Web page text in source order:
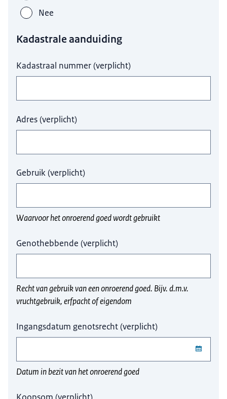
Nee
Kadastrale aanduiding
Kadastraal nummer(verplicht)
Adres(verplicht)
Gebruik(verplicht)
Waarvoor het onroerend goed wordt gebruikt
Genothebbende (verplicht)
Recht van gebruik van een onroerend goed. Bijv. d.m.v.
vruchtgebruik, erfpacht of eigendom
Ingangsdatum genotsrecht(verplicht)
Datum in bezit van het onroerend goed